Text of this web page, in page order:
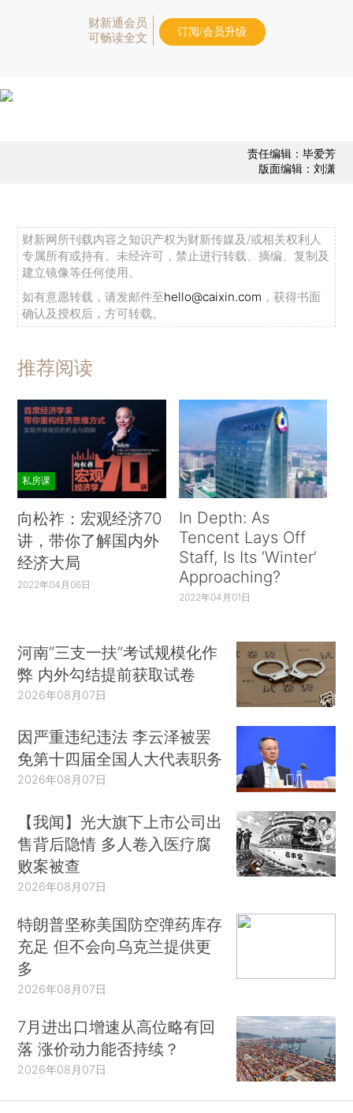
财新通会员
可畅读全文
订阅/会员升级
责任编辑：毕爱芳
版面编辑：刘潇
财新网所刊载内容之知识产权为财新传媒及/或相关权利人
专属所有或持有。未经许可，禁止进行转载、摘编、复制及
建立镜像等任何使用。
如有意愿转载，请发邮件至hello@caixin.com ，获得书面
确认及授权后，方可转载。
推荐阅读
私房课
向松祚：宏观经济70
讲，带你了解国内外
经济大局
2022年04月06日
In Depth: As
Tencent Lays Off
Staff, Is Its ‘Winter’
Approaching?
2022年04月01日
河南“三支一扶”考试规模化作
弊 内外勾结提前获取试卷
2026年08月07日
因严重违纪违法 李云泽被罢
免第十四届全国人大代表职务
2026年08月07日
【我闻】光大旗下上市公司出
售背后隐情 多人卷入医疗腐
败案被查
2026年08月07日
特朗普坚称美国防空弹药库存
充足 但不会向乌克兰提供更
多
2026年08月07日
7月进出口增速从高位略有回
落 涨价动力能否持续？
2026年08月07日